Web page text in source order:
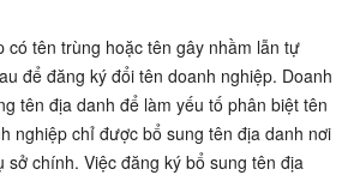
có tên trùng hoặc tên gây nhầm lẫn tự
để đăng ký đổi tên doanh nghiệp. Doanh
tên địa danh để làm yếu tố phân biệt tên
nghiệp chỉ được bổ sung tên địa danh nơi
sở chính. Việc đăng ký bổ sung tên địa